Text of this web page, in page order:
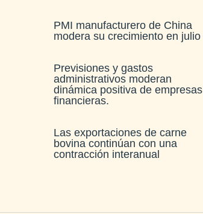
PMI manufacturero de China
modera su crecimiento en julio​
Previsiones y gastos
administrativos moderan
dinámica positiva de empresas
financieras​.
Las exportaciones de carne
bovina continúan con una
contracción interanual